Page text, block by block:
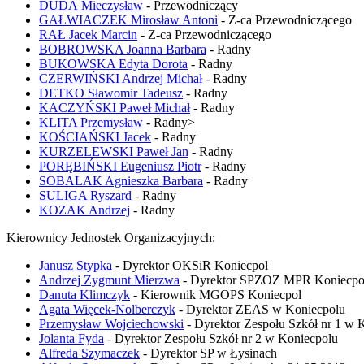
DUDA Mieczysław - Przewodniczący
GAŁWIACZEK Mirosław Antoni - Z-ca Przewodniczącego
RAŁ Jacek Marcin - Z-ca Przewodniczącego
BOBROWSKA Joanna Barbara - Radny
BUKOWSKA Edyta Dorota - Radny
CZERWIŃSKI Andrzej Michał- Radny
DETKO Sławomir Tadeusz - Radny
KACZYŃSKI Paweł Michał- Radny
KLITA Przemysław - Radny>
KOŚCIAŃSKI Jacek - Radny
KURZELEWSKI Paweł Jan - Radny
PORĘBIŃSKI Eugeniusz Piotr- Radny
SOBALAK Agnieszka Barbara - Radny
SULIGA Ryszard - Radny
KOZAK Andrzej - Radny
Kierownicy Jednostek Organizacyjnych:
Janusz Stypka - Dyrektor OKSiR Koniecpol
Andrzej Zygmunt Mierzwa - Dyrektor SPZOZ MPR
Danuta Klimczyk - Kierownik MGOPS Koniecpol
Agata Więcek-Nolberczyk - Dyrektor ZEAS w Koniecpolu
Przemysław Wojciechowski - Dyrektor Zespołu Szkół nr 1 w
Jolanta Fyda - Dyrektor Zespołu Szkół nr 2 w Koniecpolu
Alfreda Szymaczek - Dyrektor SP w Łysinach